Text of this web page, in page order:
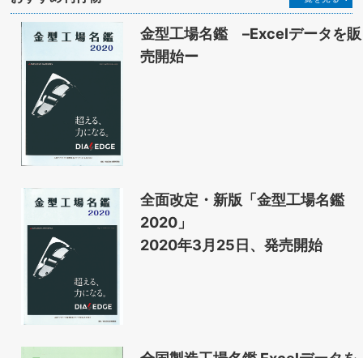
金型工場名鑑 –Excelデータを販
売開始ー
全面改定・新版「金型工場名鑑
2020」
2020年3月25日、発売開始